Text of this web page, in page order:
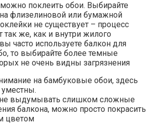
поклеить обои. Выбирайте
флизелиновой или бумажной
не существует – процесс
так же, как и внутри жилого
часто используете балкон для
то выбирайте более темные
не очень видны загрязнения
на бамбуковые обои, здесь
не выдумывать слишком сложные
балкона, можно просто покрасить
цветом